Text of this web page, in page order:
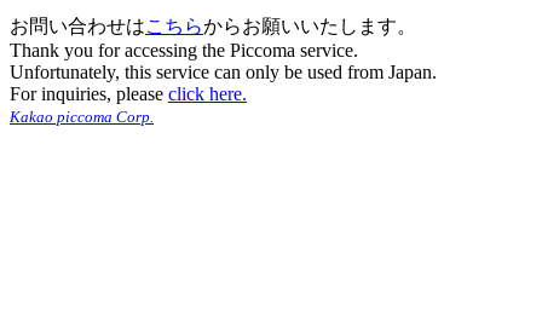
お問い合わせはこちらからお願いいたします。
Thank you for accessing the Piccoma service.
Unfortunately, this service can only be used from Japan.
For inquiries, please click here.
Kakao piccoma Corp.